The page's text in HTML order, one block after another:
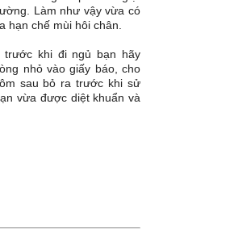
Làm như vậy vừa có
hạn chế mùi hôi chân.
trước khi đi ngủ bạn hãy
nhỏ vào giấy báo, cho
sau bỏ ra trước khi sử
vừa được diệt khuẩn và